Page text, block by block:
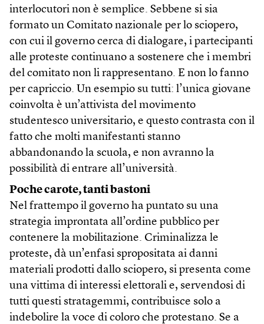
interlocutori non è semplice. Sebbene si sia
formato un Comitato nazionale per lo sciopero,
con cui il governo cerca di dialogare, i partecipanti
alle proteste continuano a sostenere che i membri
del comitato non li rappresentano. E non lo fanno
per capriccio. Un esempio su tutti: l’unica giovane
coinvolta è un’attivista del movimento
studentesco universitario, e questo contrasta con il
fatto che molti manifestanti stanno
abbandonando la scuola, e non avranno la
possibilità di entrare all’università.
Poche carote, tanti bastoni
Nel frattempo il governo ha puntato su una
strategia improntata all’ordine pubblico per
contenere la mobilitazione. Criminalizza le
proteste, dà un’enfasi spropositata ai danni
materiali prodotti dallo sciopero, si presenta come
una vittima di interessi elettorali e, servendosi di
tutti questi stratagemmi, contribuisce solo a
indebolire la voce di coloro che protestano. Se a